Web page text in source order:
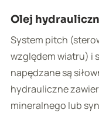
Olej
System pitch
względem wiatru) i
napędzane są
hydrauliczne
mineralnego lub